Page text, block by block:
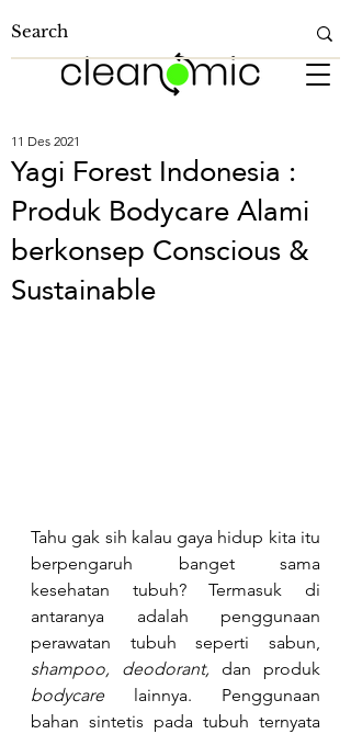
Yagi Forest Indonesia :
Produk Bodycare Alami
berkonsep Conscious &
Sustainable
11 Des 2021
Tahu gak sih kalau gaya hidup kita itu
berpengaruh banget sama
kesehatan tubuh? Termasuk di
antaranya adalah penggunaan
perawatan tubuh seperti sabun,
shampoo, deodorant,
bodycare lainnya. Penggunaan
bahan sintetis pada tubuh ternyata